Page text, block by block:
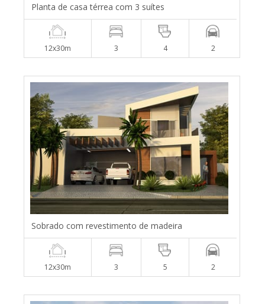
Planta de casa térrea com 3 suítes
12x30m 3 4 2
Sobrado com revestimento de madeira
12x30m 3 5 2